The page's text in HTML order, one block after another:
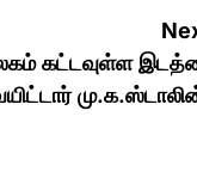
கட்டவுள்ள